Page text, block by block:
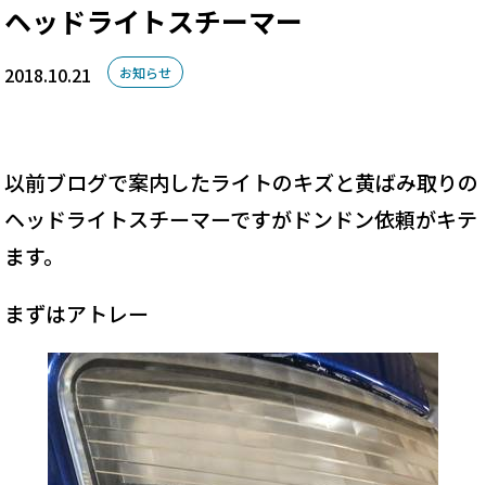
ヘッドライトスチーマー
2018.10.21 お知らせ
以前ブログで案内したライトのキズと黄ばみ取りの
ヘッドライトスチーマーですがドンドン依頼がキテ
ます。
まずはアトレー